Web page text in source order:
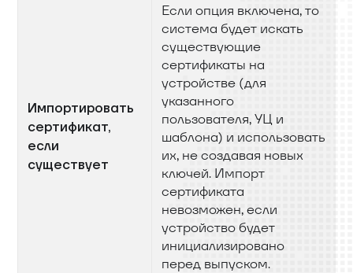
Импортировать
сертификат,
если
существует
Если опция включена, то
система будет искать
существующие
сертификаты на
устройстве (для
указанного
пользователя, УЦ и
шаблона) и использовать
их, не создавая новых
ключей. Импорт
сертификата
невозможен, если
устройство будет
инициализировано
перед выпуском.